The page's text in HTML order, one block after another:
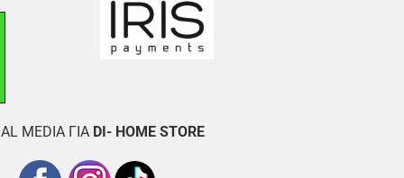
MEDIA ΓΙΑ DI- HOME STORE